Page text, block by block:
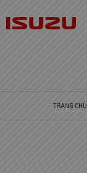
TRANG CHỦ